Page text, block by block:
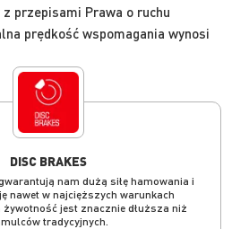
przepisami Prawa o ruchu
prędkość wspomagania wynosi
DISC BRAKES
nam dużą siłę hamowania i
nawet w najcięższych warunkach
żywotność jest znacznie dłuższa niż
tradycyjnych.